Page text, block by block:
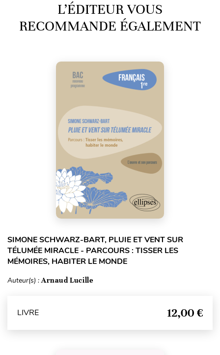
L’ÉDITEUR VOUS
RECOMMANDE ÉGALEMENT
SIMONE SCHWARZ-BART, PLUIE ET VENT SUR
TÉLUMÉE MIRACLE - PARCOURS : TISSER LES
MÉMOIRES, HABITER LE MONDE
Auteur(s) :Arnaud Lucille
LIVRE 12,00 €